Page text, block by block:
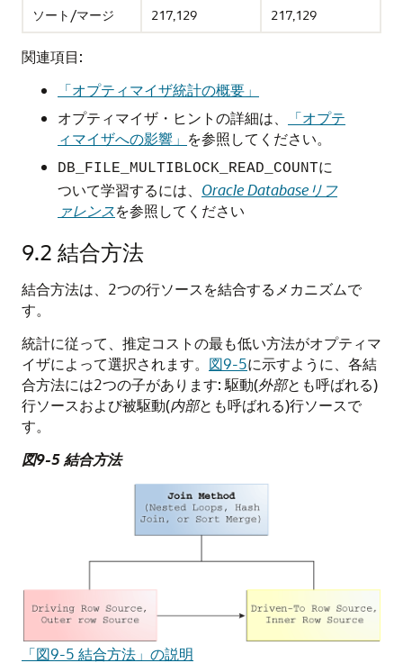
ソート/マージ
217,129 217,129
関連項目:
「オプティマイザ統計の概要」
オプティマイザ・ヒントの詳細は、
「オプテ
ィマイザへの影響」 を参照してください。
DB_FILE_MULTIBLOCK_READ_COUNTに
ついて学習するには、 Oracle Databaseリフ
ァレンスを参照してください
9.2 結合方法
結合方法は、2つの行ソースを結合するメカニズムで
す。
統計に従って、推定コストの最も低い方法がオプティマ
イザによって選択されます。 図9-5に示すように、各結
合方法には2つの子があります: 駆動(外部とも呼ばれる)
行ソースおよび被駆動(内部とも呼ばれる)行ソースで
す。
図9-5 結合方法
「図9-5 結合方法」の説明